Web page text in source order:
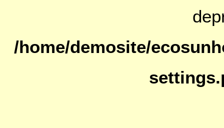
/home/demosite/